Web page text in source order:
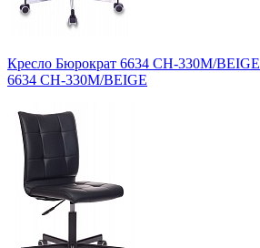
Кресло Бюрократ 6634 CH-330M/BEIGE
6634 CH-330M/BEIGE